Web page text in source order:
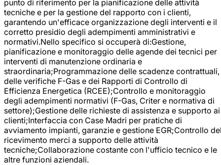
punto di riferimento per la pianificazione delle attività
tecniche e per la gestione del rapporto con i clienti,
garantendo un'efficace organizzazione degli interventi e il
corretto presidio degli adempimenti amministrativi e
normativi.Nello specifico si occuperà di:Gestione,
pianificazione e monitoraggio delle agende dei tecnici per
interventi di manutenzione ordinaria e
straordinaria;Programmazione delle scadenze contrattuali,
delle verifiche F-Gas e dei Rapporti di Controllo di
Efficienza Energetica (RCEE);Controllo e monitoraggio
degli adempimenti normativi (F-Gas, Criter e normativa di
settore);Gestione delle richieste di assistenza e supporto ai
clienti;Interfaccia con Case Madri per pratiche di
avviamento impianti, garanzie e gestione EGR;Controllo
ricevimento merci a supporto delle attività
tecniche;Collaborazione costante con l'ufficio tecnico e le
altre funzioni aziendali.